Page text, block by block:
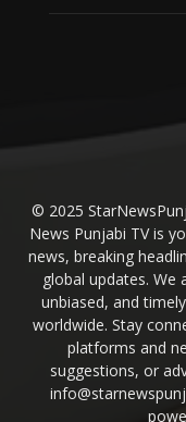
© 2025
News Punjabi TV is
news, breaking
global updates. We
unbiased, and
worldwide. Stay
platforms and
suggestions, or